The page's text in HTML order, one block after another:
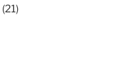
(21)